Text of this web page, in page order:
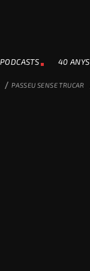
PODCASTS 40 ANYS
/ PASSEU SENSE TRUCAR